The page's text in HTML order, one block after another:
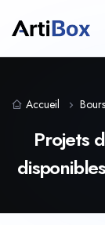
Accueil
Projets